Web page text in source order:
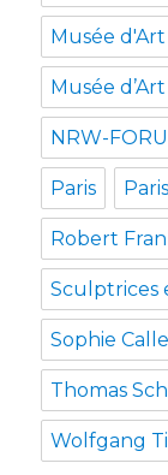
Musée
Musée
NRW-
Paris
Robert
Sculptrices
Sophie Calle
Thomas
Wolfgang